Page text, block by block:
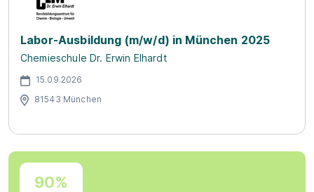
Labor-Ausbildung (m/w/d) in München 2025
Chemieschule Dr. Erwin Elhardt
15.09.2026
81543 München
90%